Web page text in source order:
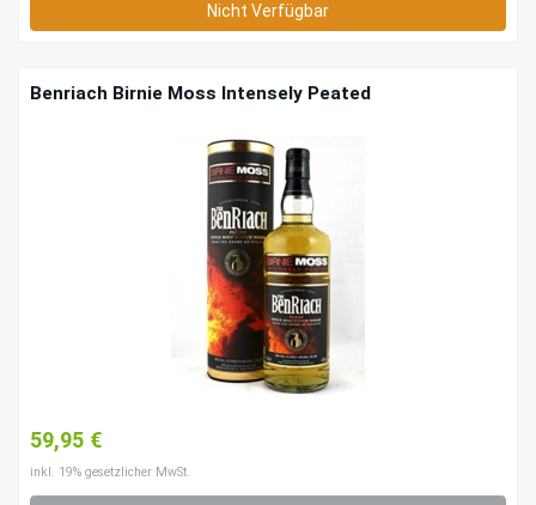
Nicht Verfügbar
Benriach Birnie Moss Intensely Peated
59,95 €
inkl. 19% gesetzlicher MwSt.